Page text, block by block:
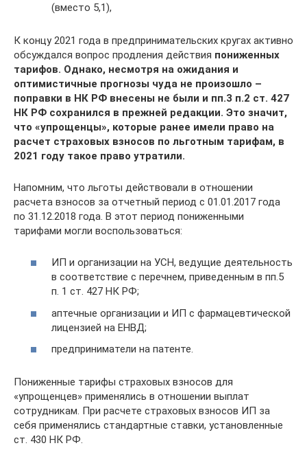
(вместо 5,1),
К концу 2021 года в предпринимательских кругах активно
обсуждался вопрос продления действия пониженных
тарифов. Однако, несмотря на ожидания и
оптимистичные прогнозы чуда не произошло –
поправки в НК РФ внесены не были и пп.3 п.2 ст. 427
НК РФ сохранился в прежней редакции. Это значит,
что «упрощенцы», которые ранее имели право на
расчет страховых взносов по льготным тарифам, в
2021 году такое право утратили.
Напомним, что льготы действовали в отношении
расчета взносов за отчетный период с 01.01.2017 года
по 31.12.2018 года. В этот период пониженными
тарифами могли воспользоваться:
ИП и организации на УСН, ведущие деятельность
в соответствие с перечнем, приведенным в пп.5
п. 1 ст. 427 НК РФ;
аптечные организации и ИП с фармацевтической
лицензией на ЕНВД;
предприниматели на патенте.
Пониженные тарифы страховых взносов для
«упрощенцев» применялись в отношении выплат
сотрудникам. При расчете страховых взносов ИП за
себя применялись стандартные ставки, установленные
ст. 430 НК РФ.